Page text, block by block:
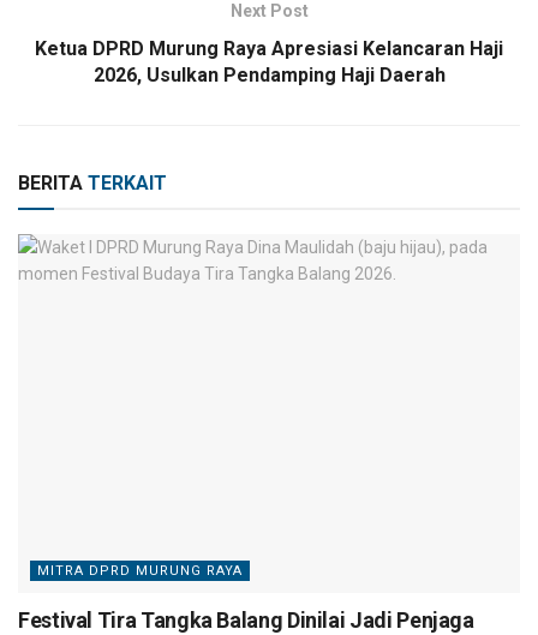
Next Post
Ketua DPRD Murung Raya Apresiasi Kelancaran Haji
2026, Usulkan Pendamping Haji Daerah
BERITA TERKAIT
MITRA DPRD MURUNG RAYA
Festival Tira Tangka Balang Dinilai Jadi Penjaga